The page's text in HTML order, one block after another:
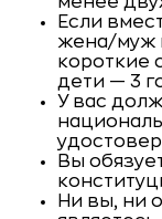
Если
жена/муж
короткие
дети — 3
У вас
Вы
Ни вы, ни